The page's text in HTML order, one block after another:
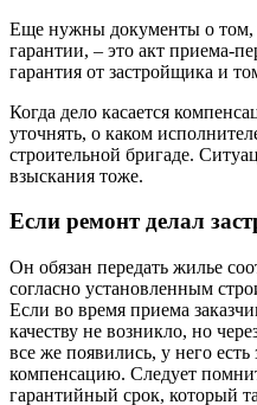
Еще нужны документы о том,
гарантии, – это акт приема-
гарантия от застройщика и
Когда дело касается
уточнять, о каком
строительной бригаде.
взыскания тоже.
Если ремонт делал
Он обязан передать жилье
согласно установленным
Если во время приема
качеству не возникло, но
все же появились, у него есть
компенсацию. Следует
гарантийный срок, который